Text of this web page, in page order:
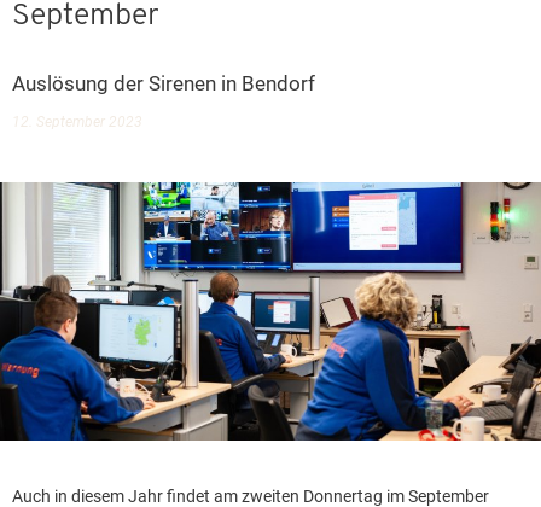
September
Auslösung der Sirenen in Bendorf
12. September 2023
Auch in diesem Jahr findet am zweiten Donnertag im September